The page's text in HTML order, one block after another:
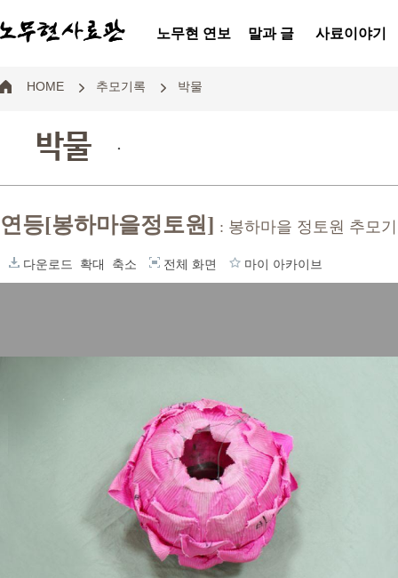
노무현 연보 말과 글 사료이야기
HOME 추모기록 박물
박물 .
연등[봉하마을정토원] : 봉하마을 정토원 추모
다운로드 확대 축소 전체 화면 마이 아카이브